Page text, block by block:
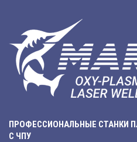
ПРОФЕССИОНАЛЬНЫЕ СТАНКИ
С ЧПУ